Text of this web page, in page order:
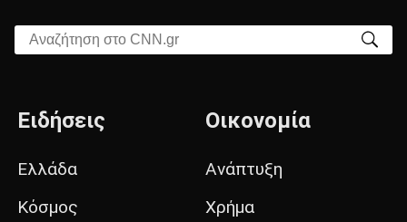
Αναζήτηση στο CNN.gr
Ειδήσεις
Ελλάδα
Κόσμος
Οικονομία
Ανάπτυξη
Χρήμα